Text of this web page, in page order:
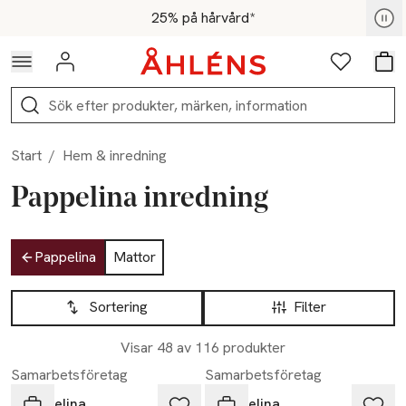
Hoppa till navigationsmenyn25% på hårvård*
För medlemmar - Shoppa nu
Logga in Favoriter
Sök
Start / Hem & inredning
Pappelina inredning
Hoppa till produktsidan
Pappelina
Mattor
Hoppa till produktsidan
Filter
Sortering
Visar 48 av 116 produkter
Lista över produkter
Samarbetsföretag
Samarbetsföretag